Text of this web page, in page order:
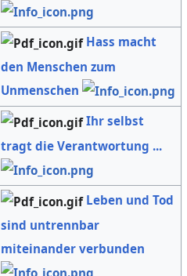
Hass macht
den Menschen zum
Unmenschen
Ihr selbst
tragt die Verantwortung ...
Leben und Tod
sind untrennbar
miteinander verbunden